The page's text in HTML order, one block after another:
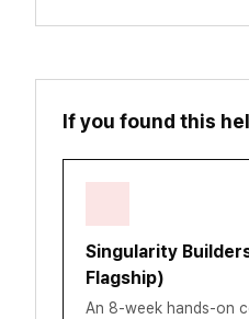
If you found this
Singularity
Flagship)
An 8-week hands-on